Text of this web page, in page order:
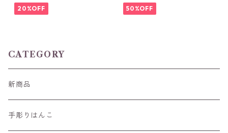
20%OFF 50%OFF
CATEGORY
新商品
手彫りはんこ